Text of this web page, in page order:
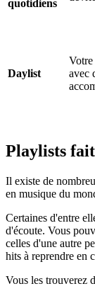
quotidiens
Daylist
avec
Playlists
Il existe de
en musique du
Certaines d'entre
d'écoute. Vous
celles d'une autre
hits à reprendre en
Vous les trouverez